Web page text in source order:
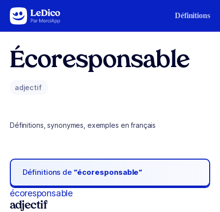
Aller au contenu Définitions
Écoresponsable
adjectif
Définitions, synonymes, exemples en français
Définitions de “écoresponsable“
écoresponsable
adjectif